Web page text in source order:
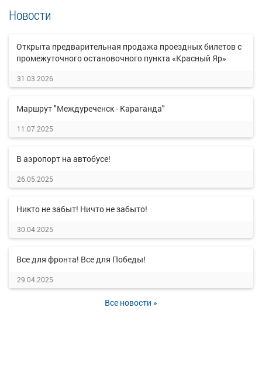
Новости
Открыта предварительная продажа проездных билетов с
промежуточного остановочного пункта «Красный Яр»
31.03.2026
Маршрут "Междуреченск - Караганда"
11.07.2025
В аэропорт на автобусе!
26.05.2025
Никто не забыт! Ничто не забыто!
30.04.2025
Все для фронта! Все для Победы!
29.04.2025
Все новости »